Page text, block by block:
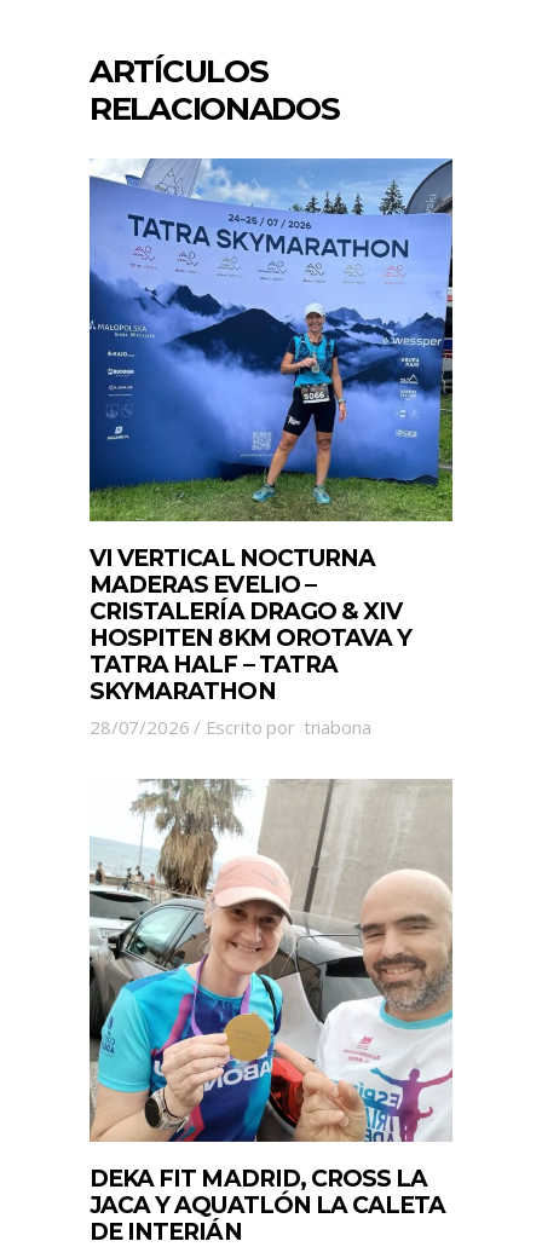
ARTÍCULOS
RELACIONADOS
VI VERTICAL NOCTURNA
MADERAS EVELIO –
CRISTALERÍA DRAGO & XIV
HOSPITEN 8KM OROTAVA Y
TATRA HALF – TATRA
SKYMARATHON
28/07/2026 Escrito por triabona
DEKA FIT MADRID, CROSS LA
JACA Y AQUATLÓN LA CALETA
DE INTERIÁN